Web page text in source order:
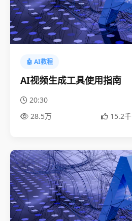
🤖 AI教程
AI视频生成工具使用指南
20:30
28.5万
15.2千